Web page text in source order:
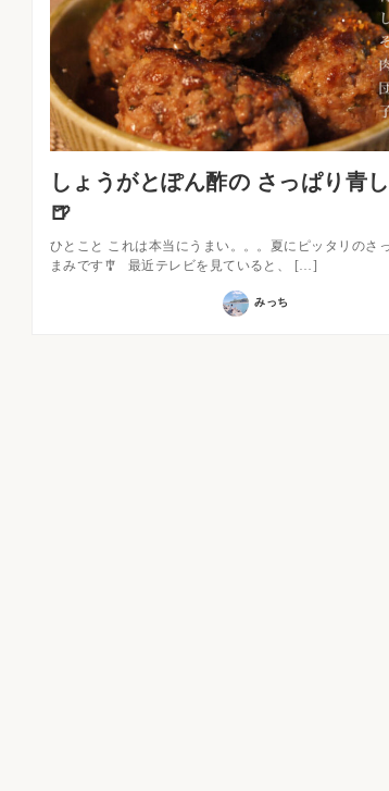
しょうがとぽん酢の さっぱり青
🍺
ひとこと これは本当にうまい。。。夏にピッタリのさ
まみです🎐⠀最近テレビを見ていると、 […]
みっち